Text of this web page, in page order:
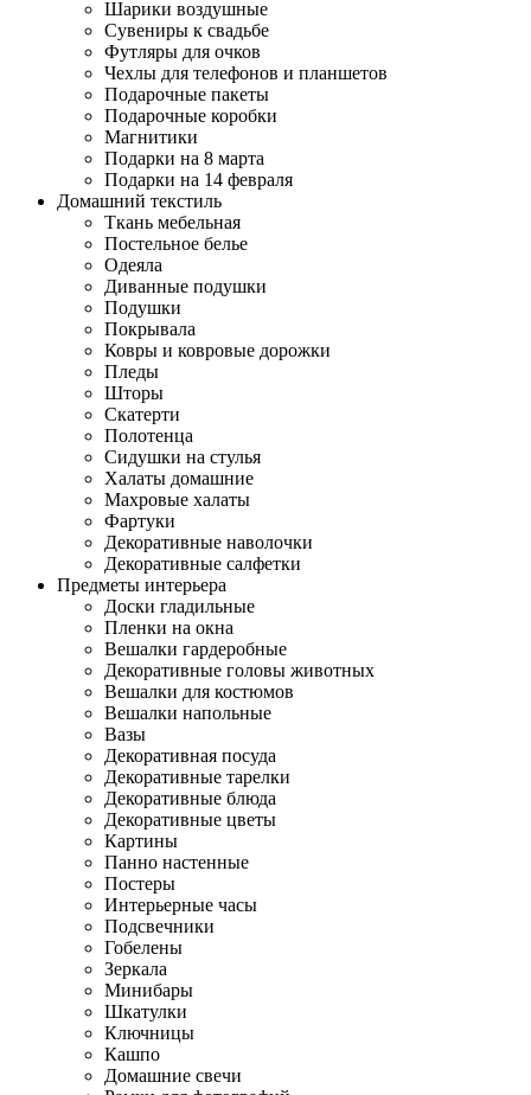
Шарики воздушные
Сувениры к свадьбе
Футляры для очков
Чехлы для телефонов и планшетов
Подарочные пакеты
Подарочные коробки
Магнитики
Подарки на 8 марта
Подарки на 14 февраля
Домашний текстиль
Ткань мебельная
Постельное белье
Одеяла
Диванные подушки
Подушки
Покрывала
Ковры и ковровые дорожки
Пледы
Шторы
Скатерти
Полотенца
Сидушки на стулья
Халаты домашние
Махровые халаты
Фартуки
Декоративные наволочки
Декоративные салфетки
Предметы интерьера
Доски гладильные
Пленки на окна
Вешалки гардеробные
Декоративные головы животных
Вешалки для костюмов
Вешалки напольные
Вазы
Декоративная посуда
Декоративные тарелки
Декоративные блюда
Декоративные цветы
Картины
Панно настенные
Постеры
Интерьерные часы
Подсвечники
Гобелены
Зеркала
Минибары
Шкатулки
Ключницы
Кашпо
Домашние свечи